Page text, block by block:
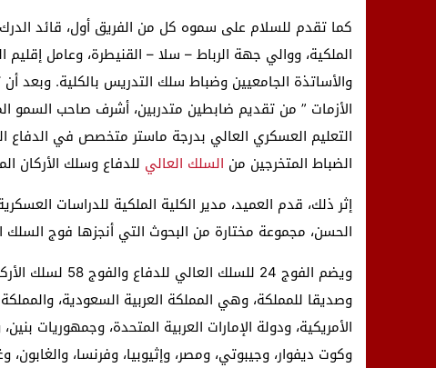
كما تقدم للسلام على سموه كل من الفريق أول، قائد
الملكية، ووالي جهة الرباط – سلا – القنيطرة، وعامل إقليم
والأساتذة الجامعيين وضباط سلك التدريس بالكلية. وبعد
الأزمات ” من تقديم ضابطين متدربين، أشرف صاحب السمو
التعليم العسكري العالي بدرجة ماستر متخصص في الدفاع
الضباط المتخرجين من السلك العالي للدفاع وسلك الأركان
إثر ذلك، قدم العميد، مدير الكلية الملكية للدراسات
الحسن، مجموعة مختارة من البحوث التي أنجزها فوج السلك
وصديقا للمملكة، وهي المملكة العربية السعودية، والمملكة
الأمريكية، ودولة الإمارات العربية المتحدة، وجمهوريات
وكوت ديفوار، وجيبوتي، ومصر، وإثيوبيا، وفرنسا، والغابون،